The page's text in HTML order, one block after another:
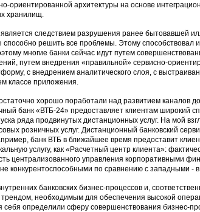
ориентированной архитектуры на основе
хранилищ.
следствием разрушения ранее бытовавшей
решить все проблемы. Этому способствовал
многие банки сейчас идут путем
путем внедрения «правильной» сервисно-
с внедрением аналитического слоя, с
классе приложения.
хорошо поработали над развитием каналов
банк «ВТБ-24» предоставляет клиентам широкий
ряда продвинутых дистанционных услуг. На мой
розничных услуг. Дистанционный банковский
банк ВТБ в ближайшее время предоставит
услугу, как «Расчетный центр клиента»:
централизованного управления корпоративными
конкурентоспособными по сравнению с западными -
банковских бизнес-процессов и,
необходимым для обеспечения высокой
определили сферу совершенствования бизнес-